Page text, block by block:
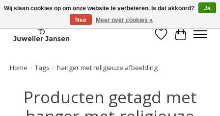
Verlanglijst
Home / Tags / hanger met religieuze afbeelding
Producten getagd met
Wij slaan cookies op om onze website te verbeteren. Is dat akkoord?
Ja
Nee
Meer over cookies »